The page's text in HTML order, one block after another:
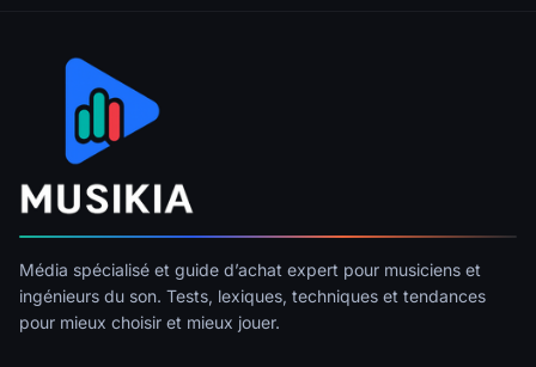
Média spécialisé et guide d’achat expert pour musiciens et
ingénieurs du son. Tests, lexiques, techniques et tendances
pour mieux choisir et mieux jouer.